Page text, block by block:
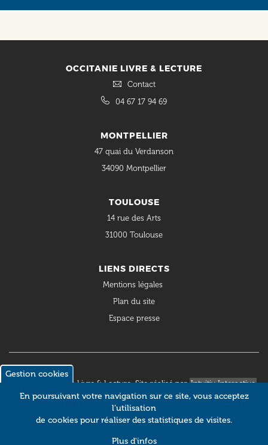
OCCITANIE LIVRE & LECTURE
Contact
04 67 17 94 69
MONTPELLIER
47 quai du Verdanson
34090 Montpellier
TOULOUSE
14 rue des Arts
31000 Toulouse
LIENS DIRECTS
Mentions légales
Plan du site
Espace presse
© 2018 Occitanie Livre & Lecture. Site réalisé parIntuitiv Interactive
Gestion cookies
En poursuivant votre navigation sur ce site, vous acceptez
l’utilisation
de cookies pour réaliser des statistiques de visites.
Plus d'infos